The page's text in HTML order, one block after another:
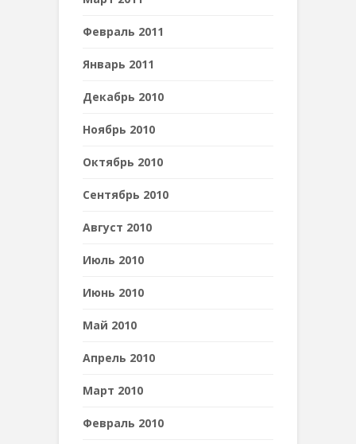
Февраль 2011
Январь 2011
Декабрь 2010
Ноябрь 2010
Октябрь 2010
Сентябрь 2010
Август 2010
Июль 2010
Июнь 2010
Май 2010
Апрель 2010
Март 2010
Февраль 2010